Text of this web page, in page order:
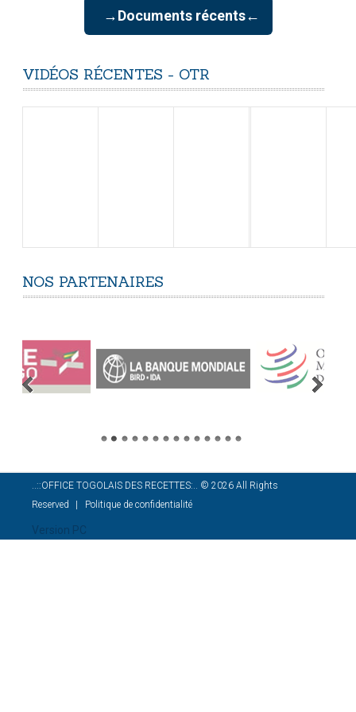
→Documents récents←
VIDÉOS RÉCENTES - OTR
NOS PARTENAIRES
..::OFFICE TOGOLAIS DES RECETTES:.. © 2026 All Rights
Reserved
Politique de confidentialité
Version PC